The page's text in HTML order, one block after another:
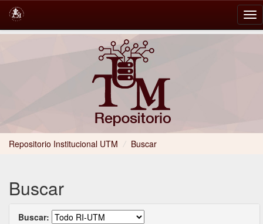
Repositorio Institucional UTM / Buscar
Buscar
Buscar: